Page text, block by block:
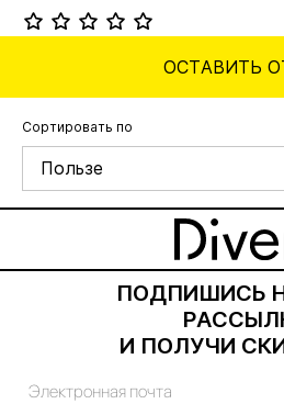
ОСТАВИТЬ
Сортировать по
Пользе
ПОДПИШИСЬ
И ПОЛУЧИ